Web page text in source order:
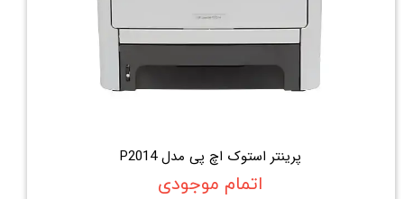
پرینتر استوک اچ پی مدل P2014
اتمام موجودی